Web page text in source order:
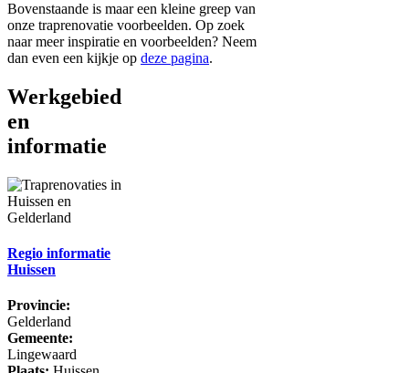
Bovenstaande is maar een kleine greep van
onze traprenovatie voorbeelden. Op zoek
naar meer inspiratie en voorbeelden? Neem
dan even een kijkje op deze pagina.
Werkgebied
en
informatie
Regio informatie
Huissen
Provincie:
Gelderland
Gemeente:
Lingewaard